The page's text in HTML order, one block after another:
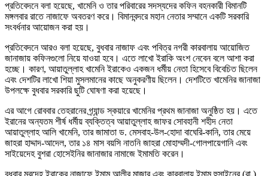
প্রতিবেদনে বলা হয়েছে, খামেনি ও তার পরিবারের সদস্যদের কফিন বহনকারী বিমানটি
মঙ্গলবার রাতে নাজাফে অবতরণ করে। বিমানবন্দরে মহান নেতার সম্মানে একটি সরকারি
সংবর্ধনার আয়োজন করা হয়।
প্রতিবেদনে আরও বলা হয়েছে, বুধবার নাজাফ এবং পবিত্র নগরী কারবালায় আয়োজিত
জানাজায় কফিনগুলো নিয়ে যাওয়া হবে। এতে লাখো ইরাকি অংশ নেবেন বলে আশা করা
হচ্ছে। কারণ, আয়াতুল্লাহ খামেনি ইরাকেও একজন ধর্মীয় নেতা হিসেবে বিবেচিত ছিলেন
এবং দেশটির লাখো শিয়া মুসলমানের কাছে অনুকরণীয় ছিলেন। দেশটিতে খামেনির জানাজা
উপলক্ষে বুধবার সরকারি ছুটি ঘোষণা করা হয়েছে।
এর আগে রোববার তেহরানের গ্র্যান্ড স্কয়ারে খামেনির প্রথম জানাজা অনুষ্ঠিত হয়। এতে
ইরানের অন্যতম শীর্ষ ধর্মীয় ব্যক্তিত্ব আয়াতুল্লাহ জাফর সোবহানী শহীদ নেতা
আয়াতুল্লাহ আলি খামেনি, তার জামাতা ড. মেসবাহ-উল-হোদা বাঘেরি-কানি, তার মেয়ে
জাহরা হাদ্দাদ-আদেল, তার ১৪ মাস বয়সি নাতনি জাহরা মোহাম্মদী-গোলপায়েগানি এবং
সাইয়েদেহ বুশরা হোসেইনির জানাজার নামাজে ইমামতি করেন।